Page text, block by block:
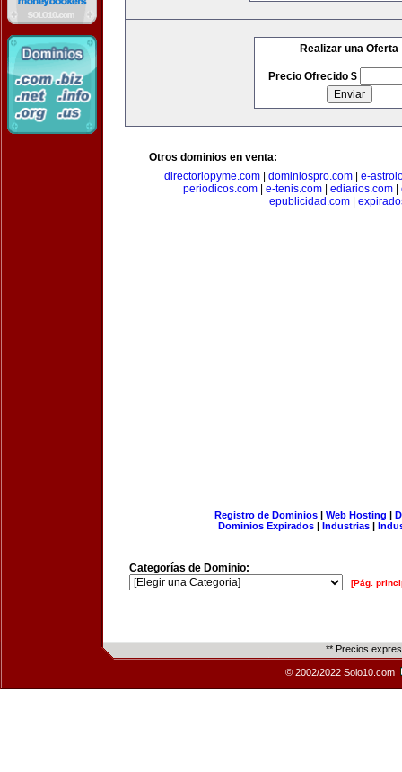
Realizar una Oferta
Precio Ofrecido $
Otros dominios en venta:
directoriopyme.com| dominiospro.com| e-
periodicos.com| e-tenis.com| ediarios.com|
epublicidad.com|
Registro de Dominios| Web Hosting |
Dominios Expirados | Industrias |
Categorías de Dominio:
[Pág.
** Precios
© 2002/2022 Solo10.com